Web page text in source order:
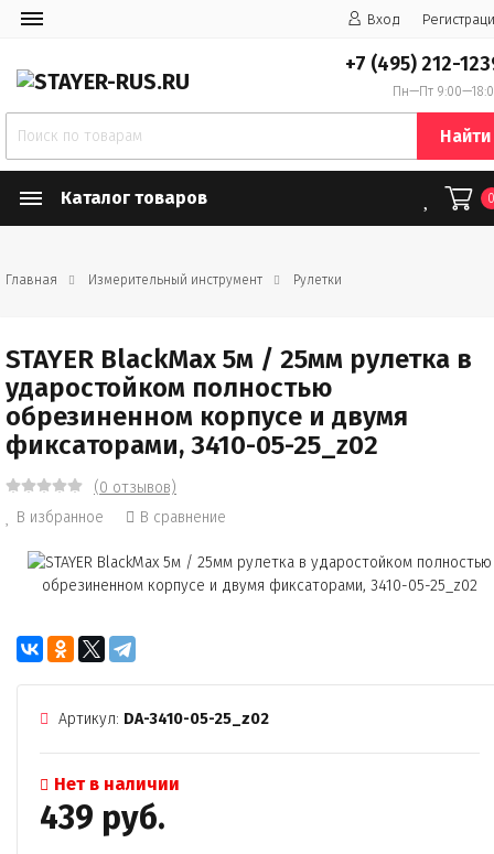
Вход
+7 (495) 212-
Пн—Пт
Найти
Каталог товаров
Главная Измерительный инструмент Рулетки
STAYER BlackMax 5м / 25мм рулетка в
ударостойком полностью
обрезиненном корпусе и двумя
фиксаторами, 3410-05-25_z02
(0 отзывов)
В избранное
В сравнение
Артикул: DA-3410-05-25_z02
Нет в наличии
439 руб.